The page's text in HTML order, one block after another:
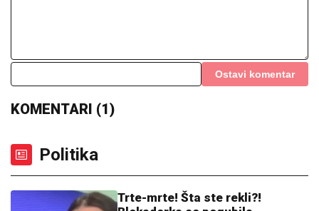
Miljenik "grobara" bez dlake na jeziku: Mnogi domaći
NASUKANI BRODOVI, OD DUNAVA -
"REČICA":
najveće evropske reke ostavlja